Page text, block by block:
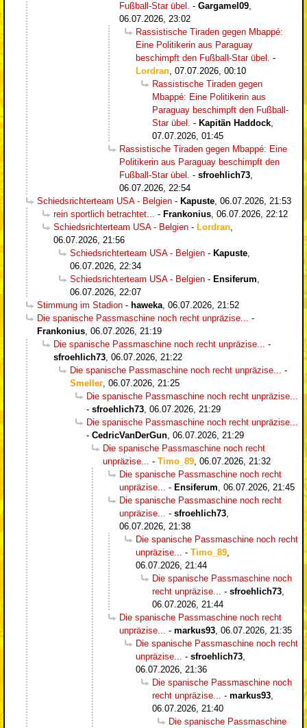
Fußball-Star übel. - Gargamel09,
06.07.2026, 23:02
Rassistische Tiraden gegen Mbappé:
Eine Politikerin aus Paraguay
beschimpft den Fußball-Star übel. -
Lordran, 07.07.2026, 00:10
Rassistische Tiraden gegen
Mbappé: Eine Politikerin aus
Paraguay beschimpft den Fußball-
Star übel. - Kapitän Haddock,
07.07.2026, 01:45
Rassistische Tiraden gegen Mbappé: Eine
Politikerin aus Paraguay beschimpft den
Fußball-Star übel. - sfroehlich73,
06.07.2026, 22:54
Schiedsrichterteam USA - Belgien - Kapuste, 06.07.2026, 21:53
rein sportlich betrachtet... - Frankonius, 06.07.2026, 22:12
Schiedsrichterteam USA - Belgien - Lordran,
06.07.2026, 21:56
Schiedsrichterteam USA - Belgien - Kapuste,
06.07.2026, 22:34
Schiedsrichterteam USA - Belgien - Ensiferum,
06.07.2026, 22:07
Stimmung im Stadion - haweka, 06.07.2026, 21:52
Die spanische Passmaschine noch recht unpräzise... -
Frankonius, 06.07.2026, 21:19
Die spanische Passmaschine noch recht unpräzise... -
sfroehlich73, 06.07.2026, 21:22
Die spanische Passmaschine noch recht unpräzise... -
Smeller, 06.07.2026, 21:25
Die spanische Passmaschine noch recht unpräzise...
- sfroehlich73, 06.07.2026, 21:29
Die spanische Passmaschine noch recht unpräzise...
- CedricVanDerGun, 06.07.2026, 21:29
Die spanische Passmaschine noch recht
unpräzise... - Timo_89, 06.07.2026, 21:32
Die spanische Passmaschine noch recht
unpräzise... - Ensiferum, 06.07.2026, 21:45
Die spanische Passmaschine noch recht
unpräzise... - sfroehlich73,
06.07.2026, 21:38
Die spanische Passmaschine noch recht
unpräzise... - Timo_89,
06.07.2026, 21:44
Die spanische Passmaschine noch
recht unpräzise... - sfroehlich73,
06.07.2026, 21:44
Die spanische Passmaschine noch recht
unpräzise... - markus93, 06.07.2026, 21:35
Die spanische Passmaschine noch recht
unpräzise... - sfroehlich73,
06.07.2026, 21:36
Die spanische Passmaschine noch
recht unpräzise... - markus93,
06.07.2026, 21:40
Die spanische Passmaschine